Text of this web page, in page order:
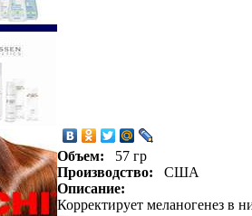
Объем:
57 гр
Производство:
США
Описание:
Корректирует меланогенез в